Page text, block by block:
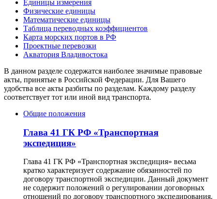
Единицы измерения
Физические единицы
Математические единицы
Таблица переводных коэффициентов
Карта морских портов в РФ
Проектные перевозки
Акватория Владивостока
В данном разделе содержатся наиболее значимые правовые
акты, принятые в Российской Федерации. Для Вашего
удобства все акты разбиты по разделам. Каждому разделу
соответствует тот или иной вид транспорта.
Общие положения
Глава 41 ГК РФ «Транспортная
экспедиция»
Глава 41 ГК РФ «Транспортная экспедиция» весьма
кратко характеризует содержание обязанностей по
договору транспортной экспедиции. Данный документ
не содержит положений о регулировании договорных
отношений по договору транспортного экспедирования.